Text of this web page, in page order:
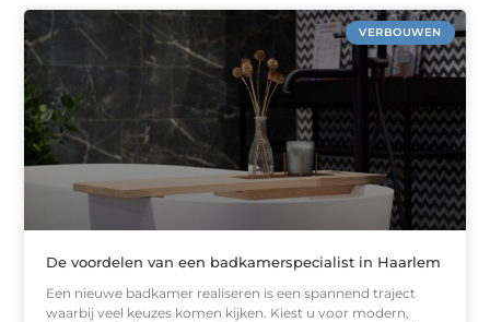
VERBOUWEN
De voordelen van een badkamerspecialist in Haarlem
Een nieuwe badkamer realiseren is een spannend traject
waarbij veel keuzes komen kijken. Kiest u voor modern,